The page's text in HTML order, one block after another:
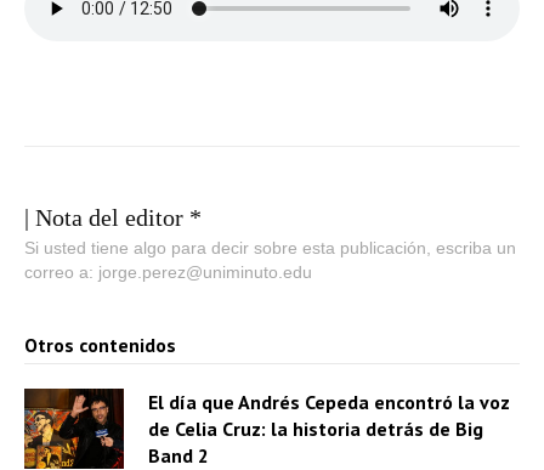
| Nota del editor *
Si usted tiene algo para decir sobre esta publicación, escriba un
correo a: jorge.perez@uniminuto.edu
Otros contenidos
El día que Andrés Cepeda encontró la voz
de Celia Cruz: la historia detrás de Big
Band 2